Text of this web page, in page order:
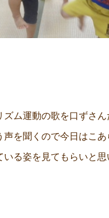
ズム運動の歌を口ずさん
声を聞くので今日はこ
る姿を見てもらいと思